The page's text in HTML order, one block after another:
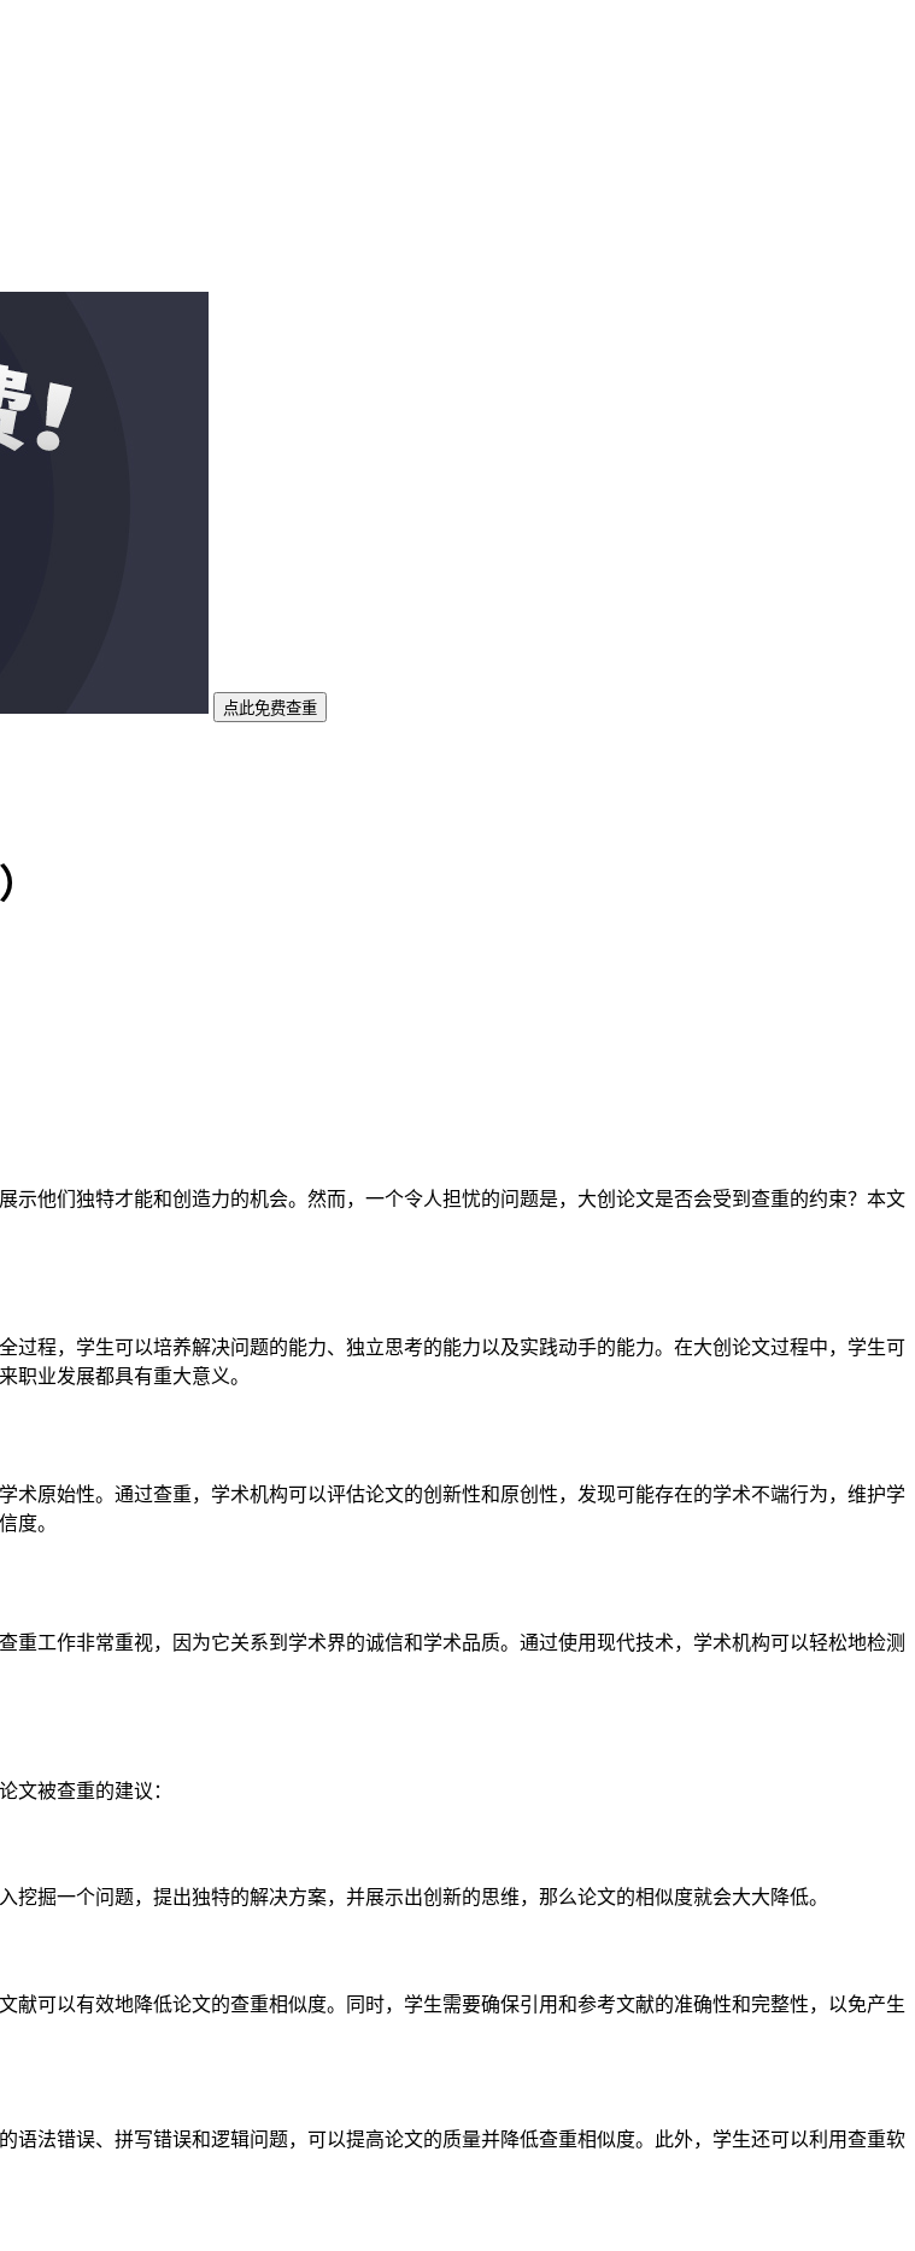
点此免费查重
他们独特才能和创造力的机会。然而，一个令人担忧的问题是，大创论文是否会受到查重的约束？本文
程，学生可以培养解决问题的能力、独立思考的能力以及实践动手的能力。在大创论文过程中，学生可
职业发展都具有重大意义。
原始性。通过查重，学术机构可以评估论文的创新性和原创性，发现可能存在的学术不端行为，维护学
度。
工作非常重视，因为它关系到学术界的诚信和学术品质。通过使用现代技术，学术机构可以轻松地检测
文被查重的建议：
掘一个问题，提出独特的解决方案，并展示出创新的思维，那么论文的相似度就会大大降低。
可以有效地降低论文的查重相似度。同时，学生需要确保引用和参考文献的准确性和完整性，以免产生
法错误、拼写错误和逻辑问题，可以提高论文的质量并降低查重相似度。此外，学生还可以利用查重软